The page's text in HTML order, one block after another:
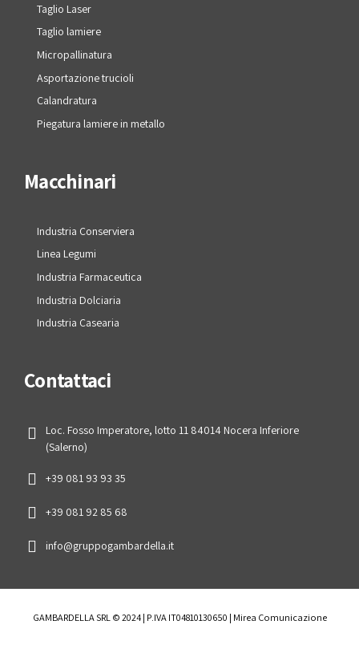
Taglio Laser
Taglio lamiere
Micropallinatura
Asportazione trucioli
Calandratura
Piegatura lamiere in metallo
Macchinari
Industria Conserviera
Linea Legumi
Industria Farmaceutica
Industria Dolciaria
Industria Casearia
Contattaci
Loc. Fosso Imperatore, lotto 11 84014 Nocera Inferiore
(Salerno)
+39 081 93 93 35
+39 081 92 85 68
info@gruppogambardella.it
GAMBARDELLA SRL © 2024 | P.IVA IT04810130650 | Mirea Comunicazione